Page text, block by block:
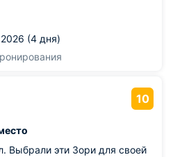
уровне! Номер чистый и
(4 дня)
10
Выбрали эти Зори для своей